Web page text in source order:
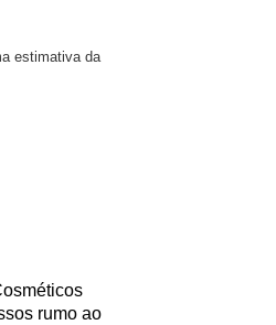
estimativa da
rumo ao